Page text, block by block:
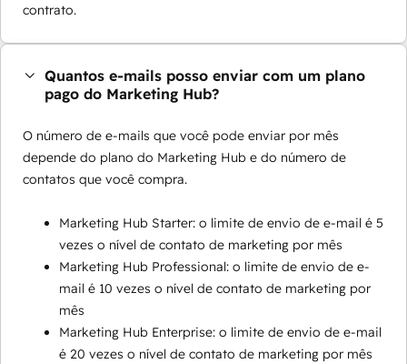
contrato.
Quantos e-mails posso enviar com um plano
pago do Marketing Hub?
O número de e-mails que você pode enviar por mês
depende do plano do Marketing Hub e do número de
contatos que você compra.
Marketing Hub Starter: o limite de envio de e-mail é 5
vezes o nível de contato de marketing por mês
Marketing Hub Professional: o limite de envio de e-
mail é 10 vezes o nível de contato de marketing por
mês
Marketing Hub Enterprise: o limite de envio de e-mail
é 20 vezes o nível de contato de marketing por mês